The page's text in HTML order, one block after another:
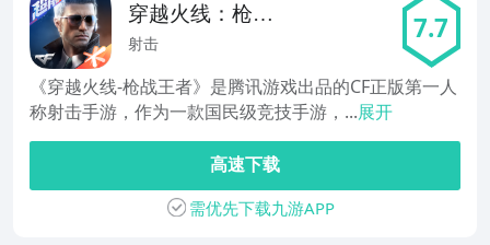
穿越火线：枪战
王者
射击 7.7
《穿越火线-枪战王者》是腾讯游戏出品的CF正版第一人
称射击手游，作为一款国民级竞技手游，...展开
高速下载
需优先下载九游APP